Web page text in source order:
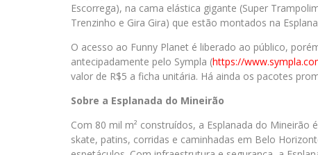
Escorrega), na cama elástica gigante (Super
Trenzinho e Gira Gira) que estão montados na
O acesso ao Funny Planet é liberado ao público,
antecipadamente pelo Sympla (https://
valor de R$5 a ficha unitária. Há ainda os pacotes
Sobre a Esplanada do Mineirão
Com 80 mil m² construídos, a Esplanada do
skate, patins, corridas e caminhadas em Belo